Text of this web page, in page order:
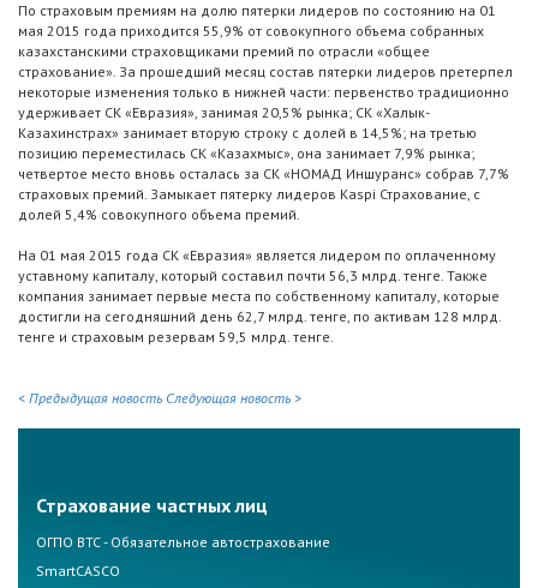
По страховым премиям на долю пятерки лидеров по состоянию на 01
мая 2015 года приходится 55,9% от совокупного объема собранных
казахстанскими страховщиками премий по отрасли «общее
страхование». За прошедший месяц состав пятерки лидеров претерпел
некоторые изменения только в нижней части: первенство традиционно
удерживает СК «Евразия», занимая 20,5% рынка; СК «Халык-
Казахинстрах» занимает вторую строку с долей в 14,5%; на третью
позицию переместилась СК «Казахмыс», она занимает 7,9% рынка;
четвертое место вновь осталась за СК «НОМАД Иншуранс» собрав 7,7%
страховых премий. Замыкает пятерку лидеров Kaspi Страхование, с
долей 5,4% совокупного объема премий.
На 01 мая 2015 года СК «Евразия» является лидером по оплаченному
уставному капиталу, который составил почти 56,3 млрд. тенге. Также
компания занимает первые места по собственному капиталу, которые
достигли на сегодняшний день 62,7 млрд. тенге, по активам 128 млрд.
тенге и страховым резервам 59,5 млрд. тенге.
< Предыдущая новость Следующая новость >
Страхование частных лиц
ОГПО ВТС - Обязательное автострахование
SmartCASCO